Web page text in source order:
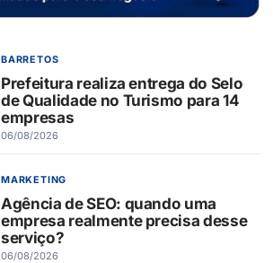
BARRETOS
Prefeitura realiza entrega do Selo
de Qualidade no Turismo para 14
empresas
06/08/2026
MARKETING
Agência de SEO: quando uma
empresa realmente precisa desse
serviço?
06/08/2026